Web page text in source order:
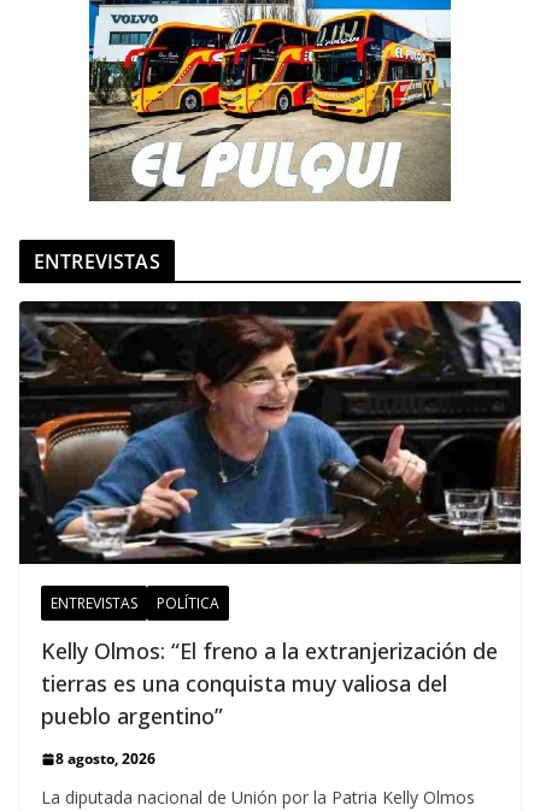
ENTREVISTAS
ENTREVISTAS POLÍTICA
Kelly Olmos: “El freno a la extranjerización de
tierras es una conquista muy valiosa del
pueblo argentino”
8 agosto, 2026
La diputada nacional de Unión por la Patria Kelly Olmos